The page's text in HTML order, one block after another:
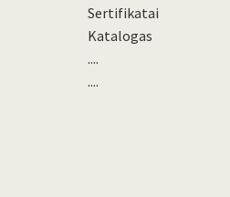
Sertifikatai
Katalogas
....
....